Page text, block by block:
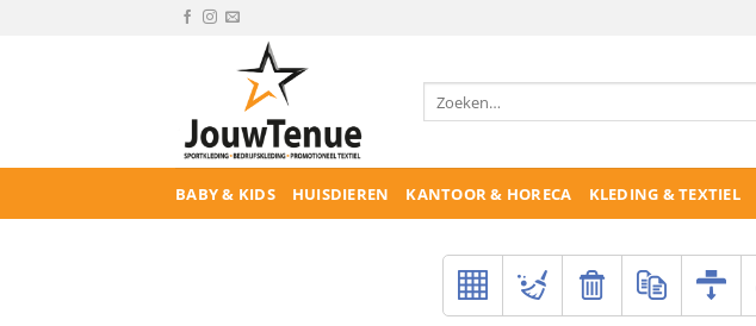
Zoeken
naar:
BABY & KIDS HUISDIEREN KANTOOR & HORECA KLEDING & TEXTIEL